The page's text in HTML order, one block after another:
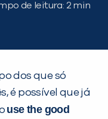
de leitura:
dos que só
é possível que já
use the good